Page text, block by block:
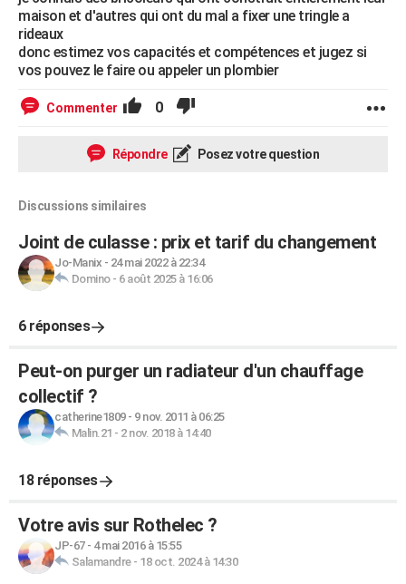
maison et d'autres qui ont du mal a fixer une tringle a
rideaux
donc estimez vos capacités et compétences et jugez si
vos pouvez le faire ou appeler un plombier
Commenter 0
Répondre Posez votre question
Discussions similaires
Joint de culasse : prix et tarif du changement
Jo-Manix - 24 mai 2022 à 22:34
Domino- 6 août 2025 à 16:06
6 réponses
Peut-on purger un radiateur d'un chauffage
collectif ?
catherine1809- 9 nov. 2011 à 06:25
Malin.21 - 2 nov. 2018 à 14:40
18 réponses
Votre avis sur Rothelec ?
JP-67- 4 mai 2016 à 15:55
Salamandre- 18 oct. 2024 à 14:30